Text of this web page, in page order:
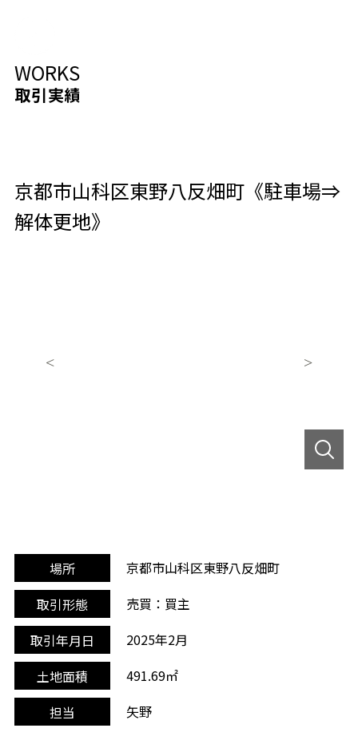
WORKS
取引実績
京都市山科区東野八反畑町《駐車場⇒
解体更地》
場所
京都市山科区東野八反畑町
取引形態
売買：買主
取引年月日
2025年2月
土地面積
491.69㎡
担当
矢野